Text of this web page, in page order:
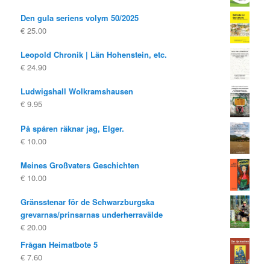
Den gula seriens volym 50/2025
€ 25.00
Leopold Chronik | Län Hohenstein, etc.
€ 24.90
Ludwigshall Wolkramshausen
€ 9.95
På spåren räknar jag, Elger.
€ 10.00
Meines Großvaters Geschichten
€ 10.00
Gränsstenar för de Schwarzburgska
grevarnas/prinsarnas underherravälde
€ 20.00
Frågan Heimatbote 5
€ 7.60